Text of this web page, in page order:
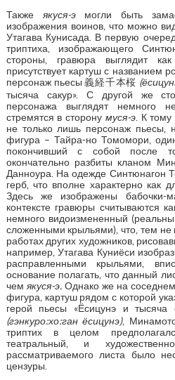
Также якуся-эмогли быть
изображения воинов, что можно
Утагава Кунисада. В первую
триптиха, изображающего
стороны, гравюра выглядит
присутствует картуш с названием
персонаж пьесы 義経千本桜
тысяча сакур». С другой же
персонажа выглядят немного
стремятся в сторону муся-э. К
не только лишь персонаж пьесы,
фигура – Тайра-но Томомори,
покончивший с собой после
окончательно разбиты кланом
Данноура. На одежде Синтюнагон
герб, что вполне характерно как
Здесь же изображены бабочки-
контексте гравюры считываются
немного видоизмененный
сложенными крыльями), что, тем не
работах других художников,
например, Утагава Куниёси
расправленными крыльями,
основание полагать, что данный
чем якуся-э.Однако же на
фигура, картуш рядом с которой
герой пьесы «Ёсицунэ и
(гэнкуро:хо:ган ёсицунэ),
триптих в целом
театральный, и
рассматриваемого листа было
цензуры.